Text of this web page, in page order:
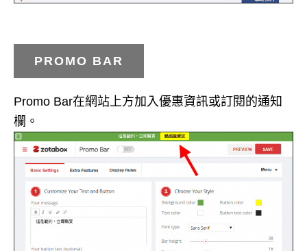
PROMO BAR
Promo Bar在網站上方加入優惠資訊或訂閱的通知
欄。